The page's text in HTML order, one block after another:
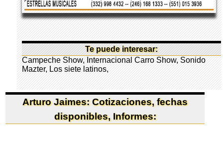
Te puede interesar:
Campeche Show, Internacional Carro Show, Sonido
Mazter, Los siete latinos,
Arturo Jaimes: Cotizaciones, fechas
disponibles, Informes: